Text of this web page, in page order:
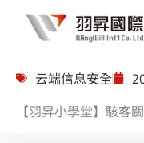
云端信息安全
【羽昇小學堂】駭客